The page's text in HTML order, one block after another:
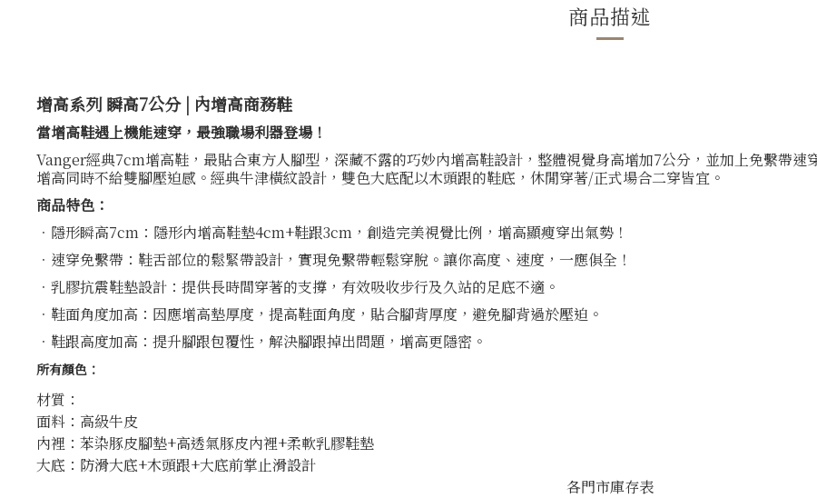
商品描述
增高系列 瞬高7公分 | 內增高商務鞋
當增高鞋遇上機能速穿，最強職場利器登場！
Vanger經典7cm增高鞋，最貼合東方人腳型，深藏不露的巧妙內增高鞋設計，整體視覺身高增加7公分，並加上免繫帶速
增高同時不給雙腳壓迫感。經典牛津橫紋設計，雙色大底配以木頭跟的鞋底，休閒穿著/正式場合二穿皆宜。
商品特色：
．隱形瞬高7cm：隱形內增高鞋墊4cm+鞋跟3cm，創造完美視覺比例，增高顯瘦穿出氣勢！
．速穿免繫帶：鞋舌部位的鬆緊帶設計，實現免繫帶輕鬆穿脫。讓你高度、速度，一應俱全！
．乳膠抗震鞋墊設計：提供長時間穿著的支撐，有效吸收步行及久站的足底不適。
．鞋面角度加高：因應增高墊厚度，提高鞋面角度，貼合腳背厚度，避免腳背過於壓迫。
．鞋跟高度加高：提升腳跟包覆性，解決腳跟掉出問題，增高更隱密。
所有顏色：
材質：
面料：高級牛皮
內裡：苯染豚皮腳墊+高透氣豚皮內裡+柔軟乳膠鞋墊
大底：防滑大底+木頭跟+大底前掌止滑設計
各門市庫存表